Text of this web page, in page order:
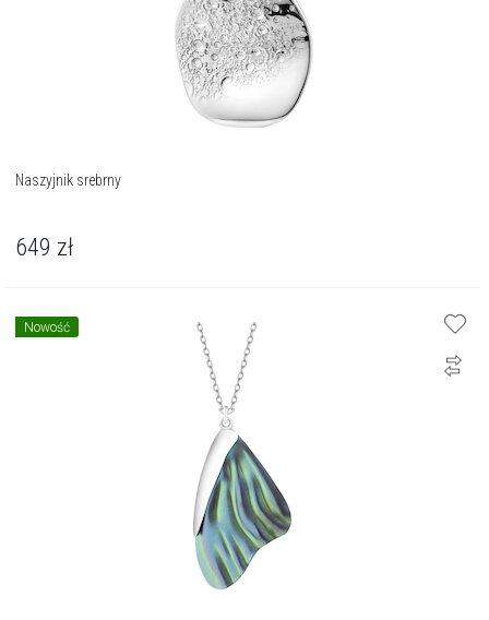
Naszyjnik srebrny
649 zł
Nowość